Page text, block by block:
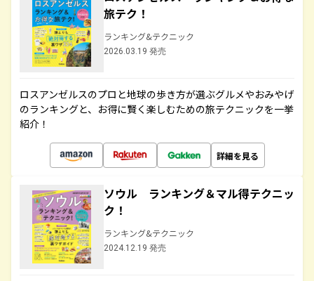
旅テク！
ランキング&テクニック
2026.03.19 発売
ロスアンゼルスのプロと地球の歩き方が選ぶグルメやおみやげ
のランキングと、お得に賢く楽しむための旅テクニックを一挙
紹介！
詳細を見る
ソウル ランキング＆マル得テクニッ
ク！
ランキング&テクニック
2024.12.19 発売